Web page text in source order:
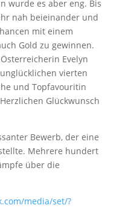
wurde es aber eng. Bis
nah beieinander und
mit einem
Gold zu gewinnen.
Evelyn
vierten
und Topfavouritin
Glückwunsch
Bewerb, der eine
Mehrere hundert
über die
media/set/?